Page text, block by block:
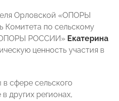
Орловской «ОПОРЫ
по сельскому
РОССИИ» Екатерина
ценность участия в
сфере сельского
других регионах,